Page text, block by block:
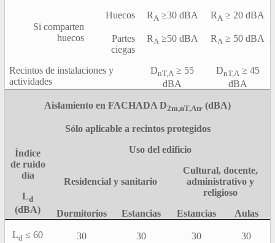
Si comparten
huecos
Huecos RA ≥30 dBA R A ≥ 20 dBA
Partes
ciegas
RA ≥50 dBA R A ≥ 50 dBA
Recintos de instalaciones y
actividades
DnT,A ≥ 55
dBA
DnT,A ≥ 45
dBA
Aislamiento en FACHADA D2m,nT,Atr (dBA)
Sólo aplicable a recintos protegidos
Índice
de ruido
día
Ld
(dBA)
Uso del edificio
Residencial y sanitario
Cultural, docente,
administrativo y
religioso
Dormitorios
Estancias Estancias Aulas
Ld ≤ 60 30 30 30 30